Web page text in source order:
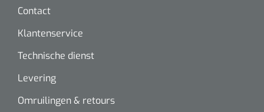
Contact
Klantenservice
Technische dienst
Levering
Omruilingen & retours